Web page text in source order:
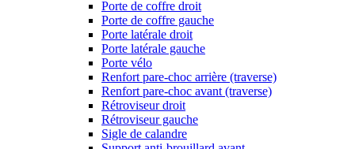
Porte de coffre droit
Porte de coffre gauche
Porte latérale droit
Porte latérale gauche
Porte vélo
Renfort pare-choc arrière (traverse)
Renfort pare-choc avant (traverse)
Rétroviseur droit
Rétroviseur gauche
Sigle de calandre